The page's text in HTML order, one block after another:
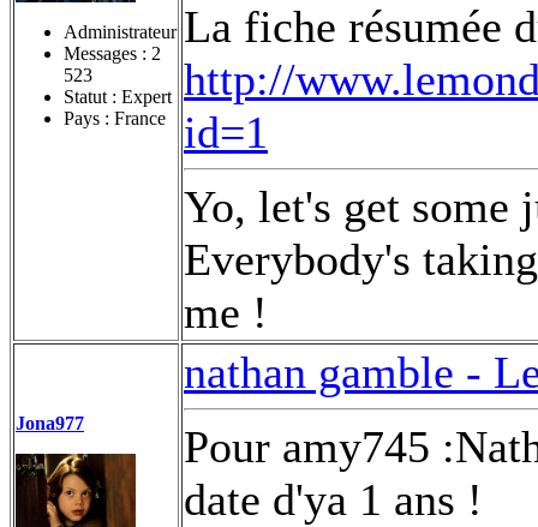
Administrateur
Messages : 2
523
Statut : Expert
Pays : France
La fiche résumée
http://
id=1
Yo, let's get some
Everybody's
me !
Jona977
nathan gamble -
Pour amy745
date d'ya 1 ans !